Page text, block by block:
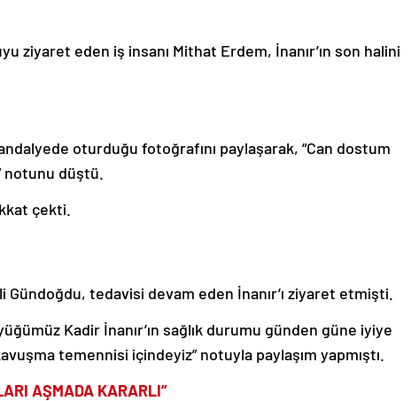
ziyaret eden iş insanı Mithat Erdem, İnanır’ın son halini
oturduğu fotoğrafını paylaşarak, “Can dostum
notunu düştü.
çekti.
Gündoğdu, tedavisi devam eden İnanır’ı ziyaret etmişti.
Kadir İnanır’ın sağlık durumu günden güne iyiye
temennisi içindeyiz” notuyla paylaşım yapmıştı.
AŞMADA KARARLI”